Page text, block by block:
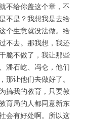
不给你盖这个章，不
不是？我想我是去给
个生意就没法做。给
不去。那我想，我还
脆不做了，我让那些
潘石屹、冯仑，他们
那让他们去做好了。
搞我的教育，只要教
育局的人都同意新东
会有好处啊。所以这